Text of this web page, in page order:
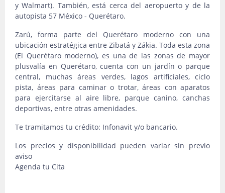
y Walmart). También, está cerca del aeropuerto y de la
autopista 57 México - Querétaro.
Zarú, forma parte del Querétaro moderno con una
ubicación estratégica entre Zibatá y Zákia. Toda esta zona
(El Querétaro moderno), es una de las zonas de mayor
plusvalía en Querétaro, cuenta con un jardín o parque
central, muchas áreas verdes, lagos artificiales, ciclo
pista, áreas para caminar o trotar, áreas con aparatos
para ejercitarse al aire libre, parque canino, canchas
deportivas, entre otras amenidades.
Te tramitamos tu crédito: Infonavit y/o bancario.
Los precios y disponibilidad pueden variar sin previo
aviso
Agenda tu Cita